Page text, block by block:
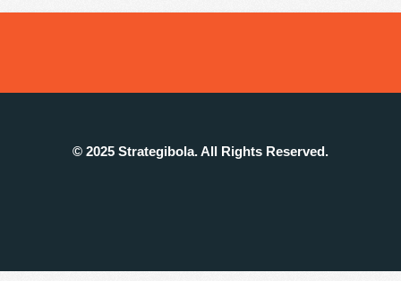
© 2025 Strategibola. All Rights Reserved.